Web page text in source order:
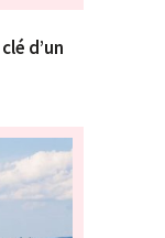
d’un